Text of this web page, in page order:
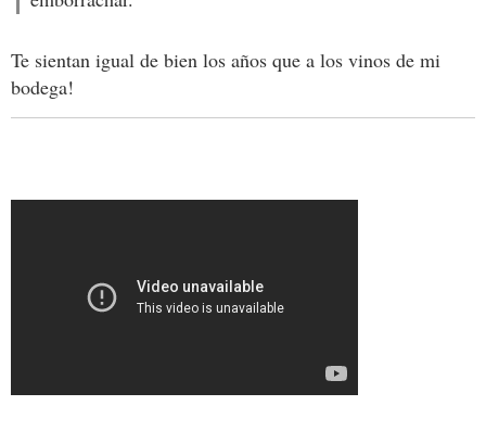
Te sientan igual de bien los años que a los vinos de mi
bodega!